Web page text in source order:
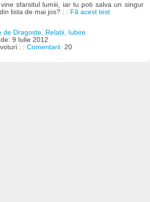
sfarsitul lumiii, iar tu poti salva un singur
lista de mai jos? : : Fă acest test
de Dragoste, Relații, Iubire
9 Iulie 2012
: : Comentarii: 20